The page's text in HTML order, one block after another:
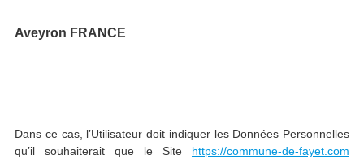
Aveyron FRANCE
Dans ce cas, l’Utilisateur doit indiquer les Données Personnelles
qu’il souhaiterait que le Site https://commune-de-fayet.com